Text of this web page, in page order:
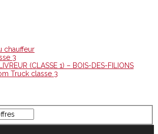
chauffeur
3
(CLASSE 1) – BOIS-DES-FILIONS
Truck classe 3